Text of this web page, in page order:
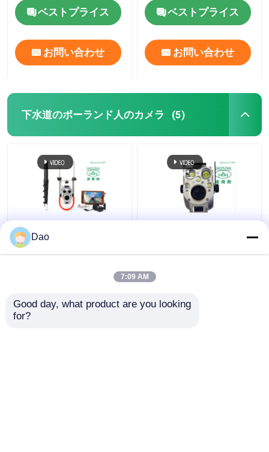
ベストプライス
お問い合わせ
なさい
ベストプライス
お問い合わせ
下水道のポーランド人のカメラ (5)
下水道の検査システム
D16sの無線電信のため
望遠鏡のマンホールの
体の下水道の豪雨によ
る雨水の排水
Dao
7:09 AM
Good day, what product are you looking
for?